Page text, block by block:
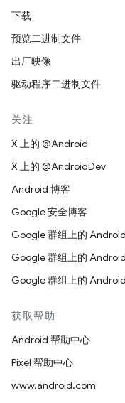
下载
预览二进制文件
出厂映像
驱动程序二进制文件
关注
X 上的 @Android
X 上的 @AndroidDev
Android 博客
Google 安全博客
Google 群组上的
Google 群组上的
Google 群组上的
获取帮助
Android 帮助中心
Pixel 帮助中心
www.android.com